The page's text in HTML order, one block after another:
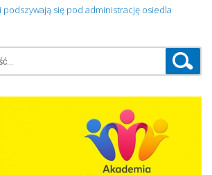
podszywają się pod administrację osiedla